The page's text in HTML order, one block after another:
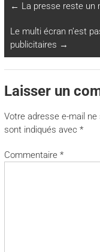
← La presse reste un
Le multi écran n’est
publicitaires →
Laisser un
Votre adresse e-mail ne
sont indiqués avec *
Commentaire *